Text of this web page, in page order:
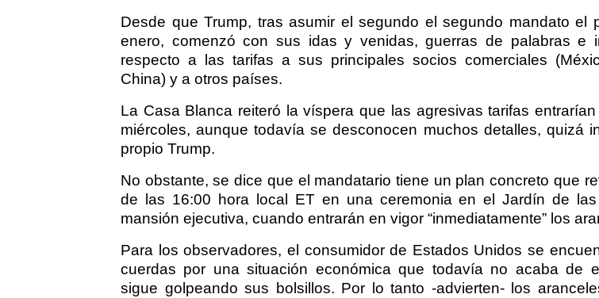
Desde que Trump, tras asumir el segundo el segundo mandato el
enero, comenzó con sus idas y venidas, guerras de palabras e
respecto a las tarifas a sus principales socios comerciales
China) y a otros países.
La Casa Blanca reiteró la víspera que las agresivas tarifas
miércoles, aunque todavía se desconocen muchos detalles, quizá
propio Trump.
No obstante, se dice que el mandatario tiene un plan concreto que
de las 16:00 hora local ET en una ceremonia en el Jardín de
mansión ejecutiva, cuando entrarán en vigor “inmediatamente” los
Para los observadores, el consumidor de Estados Unidos se
cuerdas por una situación económica que todavía no acaba de
sigue golpeando sus bolsillos. Por lo tanto -advierten- los